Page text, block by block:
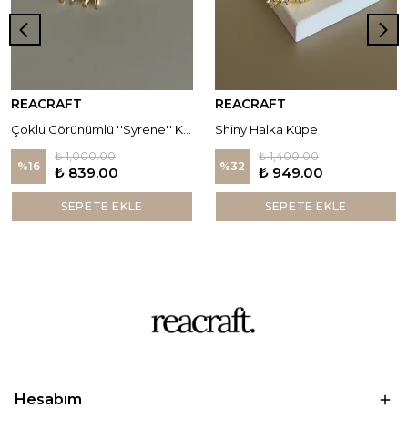
REACRAFT
%16
₺ 1,000.00
₺ 839.00
SEPETE EKLE
REACRAFT
Shiny Halka Küpe
%32
₺ 1,400.00
₺ 949.00
SEPETE EKLE
Hesabım